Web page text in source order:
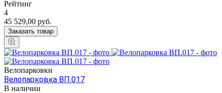
Рейтинг
4
45 529,00 руб.
Заказать товар
Велопарковки
Велопарковка ВП.017
В наличии